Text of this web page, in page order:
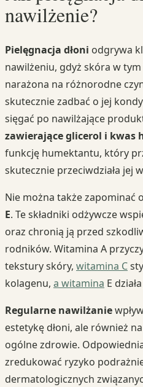
nawilżenie?
Pielęgnacja dłoni odgrywa
nawilżeniu, gdyż skóra w
narażona na różnorodne
skutecznie zadbać o jej
sięgać po nawilżające
zawierające glicerol i kwas
funkcję humektantu, który
skutecznie przeciwdziała jej
Nie można także zapominać
E. Te składniki odżywcze
oraz chronią ją przed
rodników. Witamina A
tekstury skóry, witamina C
kolagenu, a witamina E
Regularne nawilżanie
estetykę dłoni, ale również
ogólne zdrowie.
zredukować ryzyko
dermatologicznych